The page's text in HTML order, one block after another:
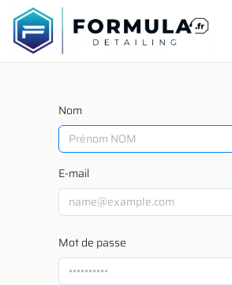
SE RENDRE AU CONTENU
Nom
E-mail
Mot de passe